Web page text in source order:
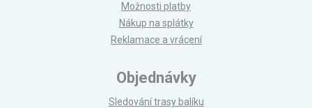
Možnosti platby
Nákup na splátky
Reklamace a vrácení
Objednávky
Sledování trasy balíku